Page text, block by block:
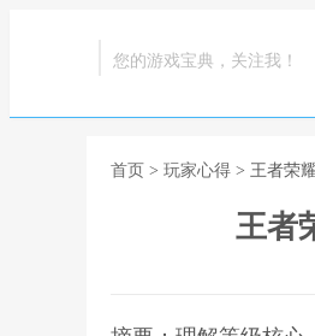
您的游戏宝典，关注我！
首页 > 玩家心得 > 王者荣
王者